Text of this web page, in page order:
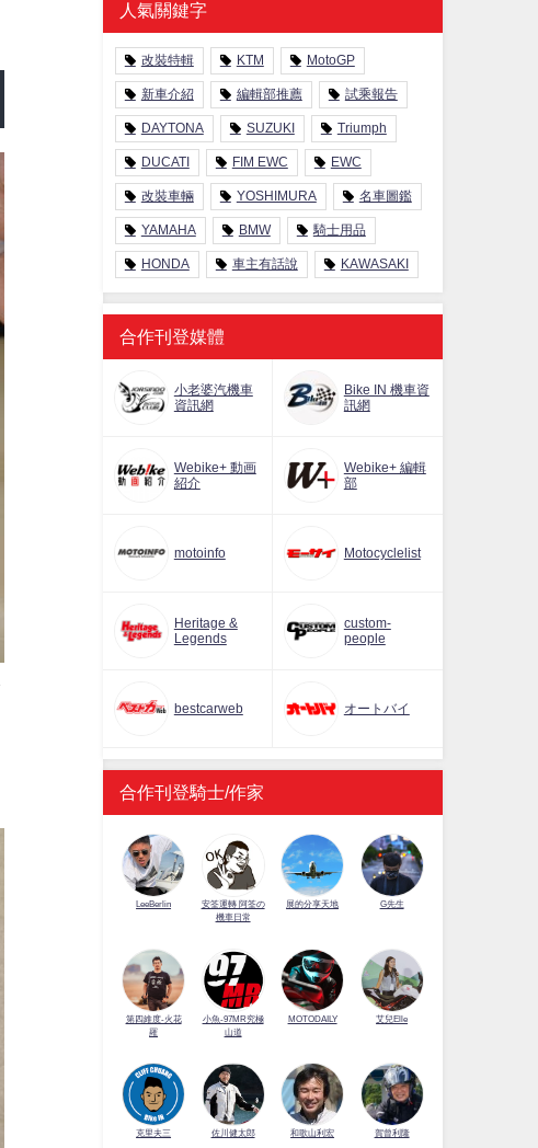
人氣關鍵字
改裝特輯 KTM MotoGP
新車介紹 編輯部推薦 試乘報告
DAYTONA SUZUKI Triumph
DUCATI FIM EWC EWC
改裝車輛 YOSHIMURA 名車圖鑑
YAMAHA BMW 騎士用品
HONDA 車主有話說 KAWASAKI
合作刊登媒體
小老婆汽機車
資訊網
Bike IN 機車資
訊網
Webike+ 動画
紹介
Webike+ 編輯
部
motoinfo Motocyclelist
Heritage &
Legends
custom-
people
bestcarweb オートバイ
合作刊登騎士/作家
LeeBerlin
安筌運轉 阿筌の
機車日常
展的分享天地 G先生
第四維度-火花
羅
小魚-97MR究極
山道
MOTODAILY 艾兒Elle
克里夫三 佐川健太郎 和歌山利宏 賀曾利隆